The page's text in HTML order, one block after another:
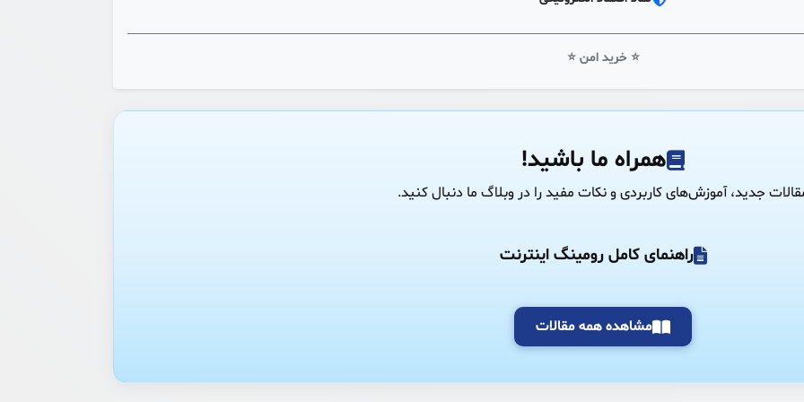
⭐ خرید امن ⭐
همراه ما باشید!
جدید، آموزش‌های کاربردی و نکات مفید را در وبلاگ ما دنبال کنید.
راهنمای کامل رومینگ اینترنت
مشاهده همه مقالات